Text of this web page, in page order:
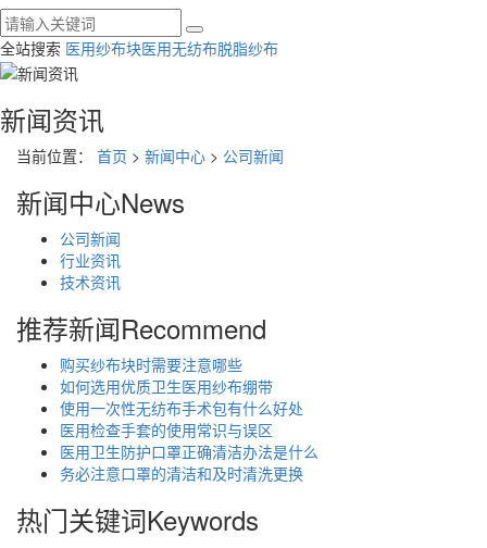
全站搜索 医用纱布块医用无纺布脱脂纱布
新闻资讯
当前位置： 首页 > 新闻中心 > 公司新闻
新闻中心News
公司新闻
行业资讯
技术资讯
推荐新闻Recommend
购买纱布块时需要注意哪些
如何选用优质卫生医用纱布绷带
使用一次性无纺布手术包有什么好处
医用检查手套的使用常识与误区
医用卫生防护口罩正确清洁办法是什么
务必注意口罩的清洁和及时清洗更换
热门关键词Keywords